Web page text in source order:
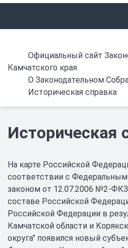
Официальный сайт
Камчатского края
О Законодательном
Историческая справка
Историческая
На карте Российской
соответствии с
законом от 12.07.2006 №2-
составе Российской
Российской Федерации в
Камчатской области и
округа" появился новый